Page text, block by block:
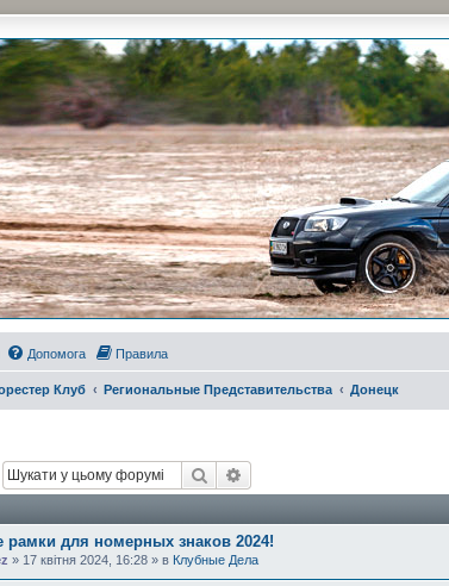
Форестер Клуб
владельцев Subaru Forester. Клубные покатушки на природе и
Допомога Правила
Клуб Региональные Представительства Донецк
Пошук
рамки для номерных знаков 2024!
» 17 квітня 2024, 16:28 » в Клубные Дела